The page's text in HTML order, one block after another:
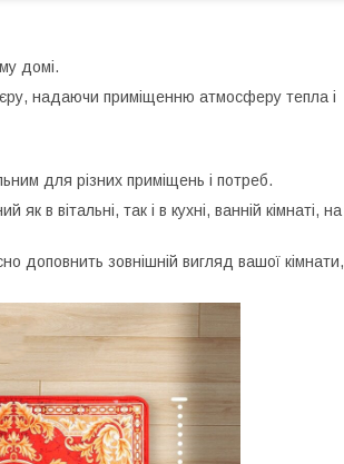
домі.
надаючи приміщенню атмосферу тепла і
для різних приміщень і потреб.
в вітальні, так і в кухні, ванній кімнаті, на
доповнить зовнішній вигляд вашої кімнати,